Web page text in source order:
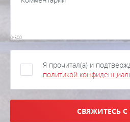
0/500
Я прочитал(а) и
политикой
СВЯЖИТЕСЬ